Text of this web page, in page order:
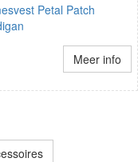
Petal Patch
Meer info